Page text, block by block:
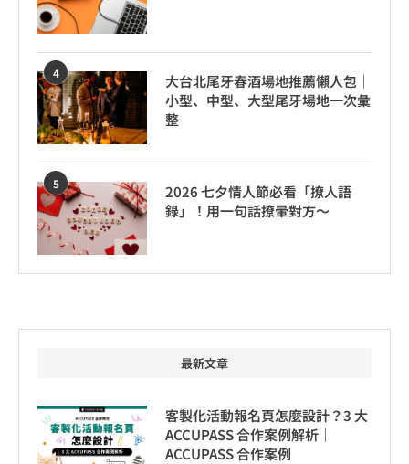
4
大台北尾牙春酒場地推薦懶人包｜
小型、中型、大型尾牙場地一次彙
整
5
2026 七夕情人節必看「撩人語
錄」！用一句話撩暈對方～
最新文章
客製化活動報名頁怎麼設計？3 大
ACCUPASS 合作案例解析｜
ACCUPASS 合作案例